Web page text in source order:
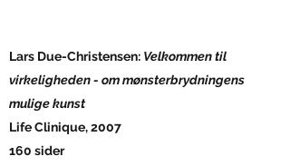
Lars Due-Christensen: Velkommen til
virkeligheden - om mønsterbrydningens
mulige kunst
Life Clinique, 2007
160 sider